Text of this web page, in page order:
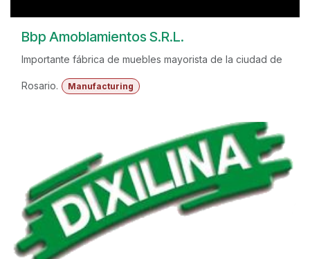
Bbp Amoblamientos S.R.L.
Importante fábrica de muebles mayorista de la ciudad de
Rosario. Manufacturing